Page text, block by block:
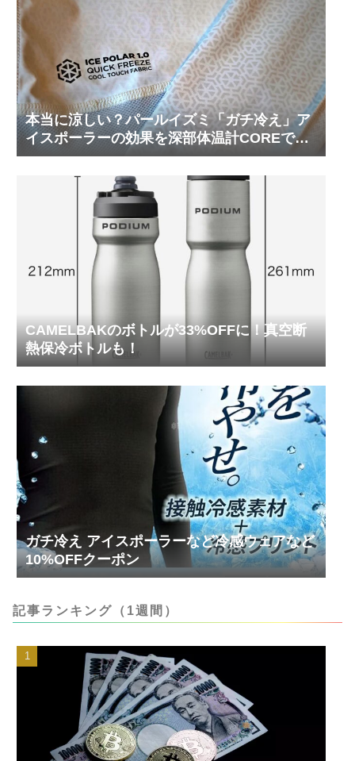
本当に涼しい？パールイズミ「ガチ冷え」ア
イスポーラーの効果を深部体温計COREで測
ってみた
CAMELBAKのボトルが33%OFFに！真空断
熱保冷ボトルも！
ガチ冷え アイスポーラーなど冷感ウェアなど
10%OFFクーポン
記事ランキング（1週間）